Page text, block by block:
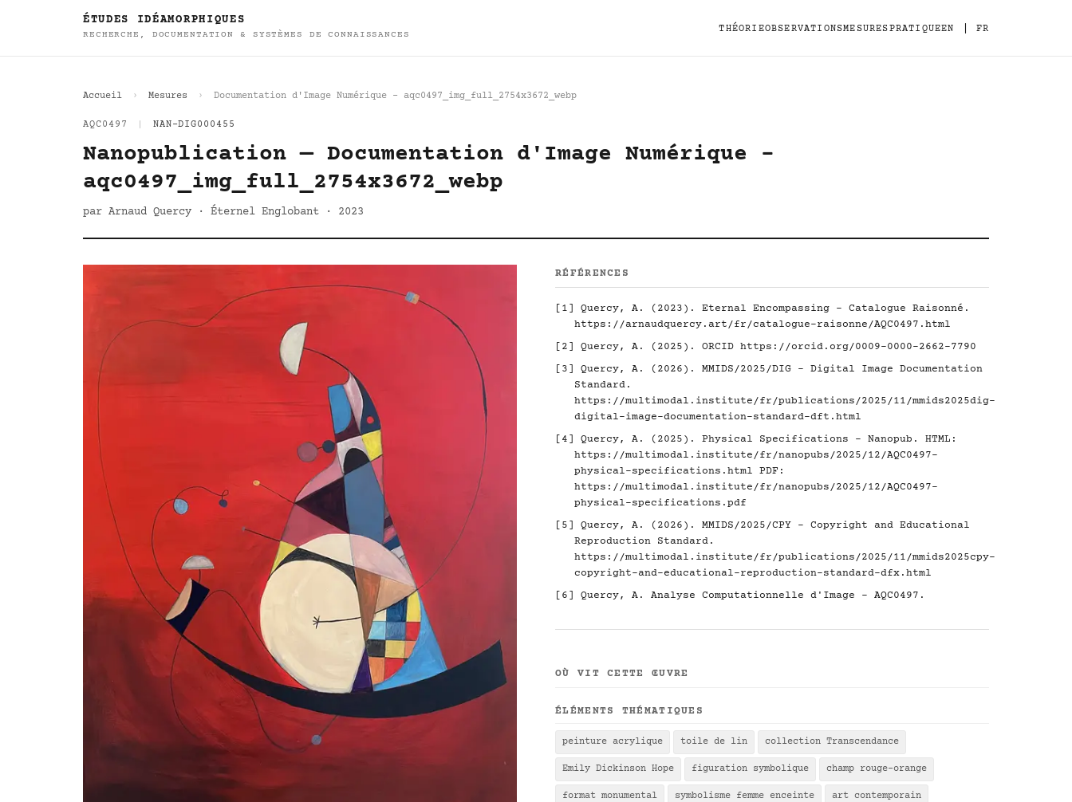
ÉTUDES IDÉAMORPHIQUES
RECHERCHE, DOCUMENTATION & SYSTÈMES DE CONNAISSANCES
THÉORIEOBSERVATIONSMESURESPRATIQUEEN FR
Accueil Mesures Documentation d'Image Numérique - aqc0497_img_full_2754x3672_webp
AQC0497 NAN-DIG000455
Nanopublication — Documentation d'Image Numérique -
aqc0497_img_full_2754x3672_webp
par Arnaud Quercy · Éternel Englobant · 2023
RÉFÉRENCES
[1]
Quercy, A. (2023). Eternal Encompassing - Catalogue Raisonné.
https://arnaudquercy.art/fr/catalogue-raisonne/AQC0497.html
[2]
Quercy, A. (2025). ORCID https://orcid.org/0009-0000-2662-7790
[3]
Quercy, A. (2026). MMIDS/2025/DIG - Digital Image Documentation
Standard.
https://multimodal.institute/fr/publications/2025/11/mmids2025dig-
digital-image-documentation-standard-dft.html
[4]
Quercy, A. (2025). Physical Specifications - Nanopub. HTML:
https://multimodal.institute/fr/nanopubs/2025/12/AQC0497-
physical-specifications.html PDF:
https://multimodal.institute/fr/nanopubs/2025/12/AQC0497-
physical-specifications.pdf
[5]
Quercy, A. (2026). MMIDS/2025/CPY - Copyright and Educational
Reproduction Standard.
https://multimodal.institute/fr/publications/2025/11/mmids2025cpy-
copyright-and-educational-reproduction-standard-dfx.html
[6]
Quercy, A. Analyse Computationnelle d'Image - AQC0497.
OÙ VIT CETTE ŒUVRE
ÉLÉMENTS THÉMATIQUES
peinture acrylique toile de lin collection Transcendance
Emily Dickinson Hope figuration symbolique champ rouge-orange
format monumental symbolisme femme enceinte art contemporain